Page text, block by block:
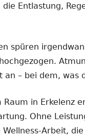
die Entlastung,
spüren
an – bei dem, was
Raum in Erkelenz
Ohne
Wellness-Arbeit,